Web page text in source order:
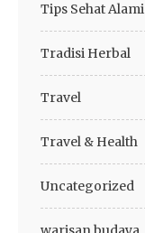
Tips Sehat Alami
Tradisi Herbal
Travel
Travel & Health
Uncategorized